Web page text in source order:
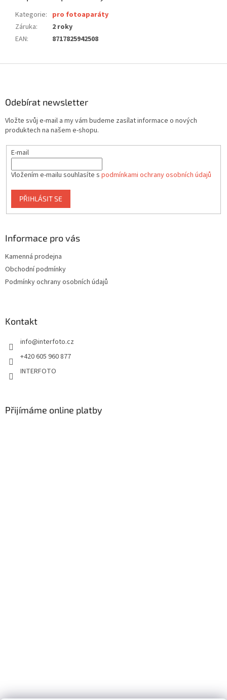
Kategorie: pro fotoaparáty
Záruka:
2 roky
EAN: 8717825942508
Odebírat newsletter
Vložte svůj e-mail a my vám budeme zasílat informace o nových
produktech na našem e-shopu.
E-mail
Vložením e-mailu souhlasíte s podmínkami ochrany osobních údajů
PŘIHLÁSIT SE
Informace pro vás
Kamenná prodejna
Obchodní podmínky
Podmínky ochrany osobních údajů
Kontakt
info@interfoto.cz
+420 605 960 877
INTERFOTO
Přijímáme online platby